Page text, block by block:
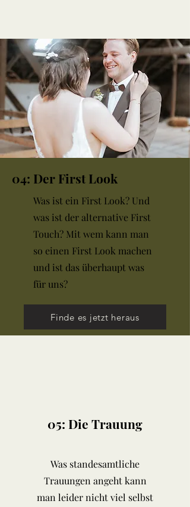
04: Der First Look
Was ist ein First Look? Und
was ist der alternative First
Touch? Mit wem kann man
so einen First Look machen
und ist das überhaupt was
für uns?
Finde es jetzt heraus
05: Die Trauung
Was standesamtliche
Trauungen angeht kann
man leider nicht viel selbst